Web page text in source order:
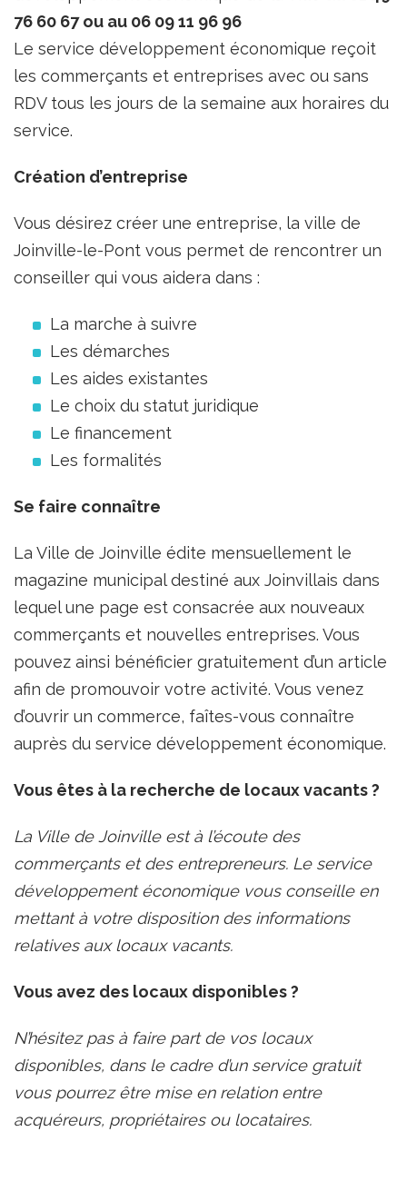
76 60 67 ou au 06 09 11 96 96
Le service développement économique reçoit
les commerçants et entreprises avec ou sans
RDV tous les jours de la semaine aux horaires du
service.
Création d’entreprise
Vous désirez créer une entreprise, la ville de
Joinville-le-Pont vous permet de rencontrer un
conseiller qui vous aidera dans :
La marche à suivre
Les démarches
Les aides existantes
Le choix du statut juridique
Le financement
Les formalités
Se faire connaître
La Ville de Joinville édite mensuellement le
magazine municipal destiné aux Joinvillais dans
lequel une page est consacrée aux nouveaux
commerçants et nouvelles entreprises. Vous
pouvez ainsi bénéficier gratuitement d’un article
afin de promouvoir votre activité. Vous venez
d’ouvrir un commerce, faîtes-vous connaître
auprès du service développement économique.
Vous êtes à la recherche de locaux vacants ?
La Ville de Joinville est à l’écoute des
commerçants et des entrepreneurs. Le service
développement économique vous conseille en
mettant à votre disposition des informations
relatives aux locaux vacants.
Vous avez des locaux disponibles ?
N’hésitez pas à faire part de vos locaux
disponibles, dans le cadre d’un service gratuit
vous pourrez être mise en relation entre
acquéreurs, propriétaires ou locataires.